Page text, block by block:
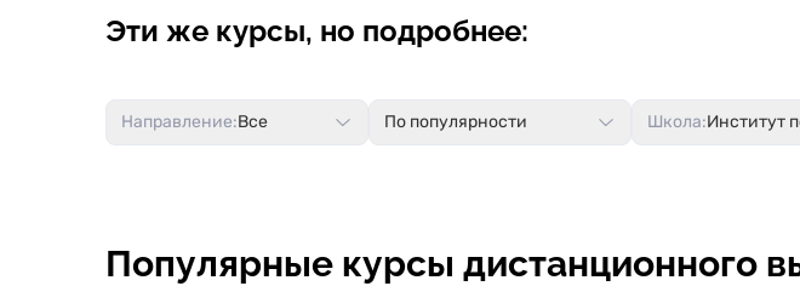
Эти же курсы, но подробнее:
Направление:Все По популярности Школа:Институт
Популярные курсы дистанционного